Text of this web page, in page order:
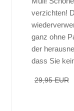
verzichten!
ganz ohne
der
dass Sie
29,95 EUR